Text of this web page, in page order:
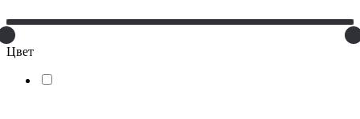
Цвет